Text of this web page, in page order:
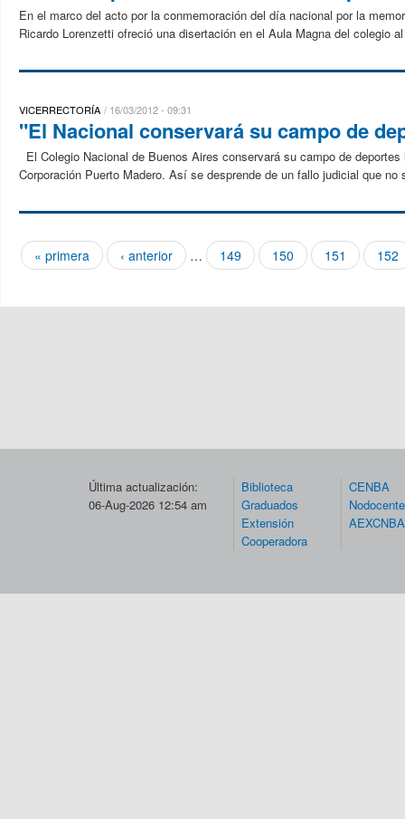
En el marco del acto por la conmemoración del día nacional por la
Ricardo Lorenzetti ofreció una disertación en el Aula Magna del colegio
VICERRECTORÍA 16/03/2012 - 09:31
"El Nacional conservará su campo de
El Colegio Nacional de Buenos Aires conservará su campo de
Corporación Puerto Madero. Así se desprende de un fallo judicial que no
Páginas
« primera ‹ anterior … 149 150 151 152
Última actualización:
06-Aug-2026 12:54 am
Biblioteca
Graduados
Extensión
Cooperadora
CENBA
AEXCNBA